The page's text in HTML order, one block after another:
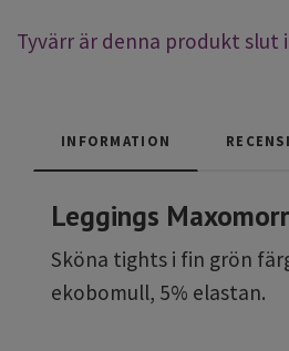
Tyvärr är denna produkt slut
INFORMATION
Leggings
Sköna tights i fin grön
ekobomull, 5% elastan.